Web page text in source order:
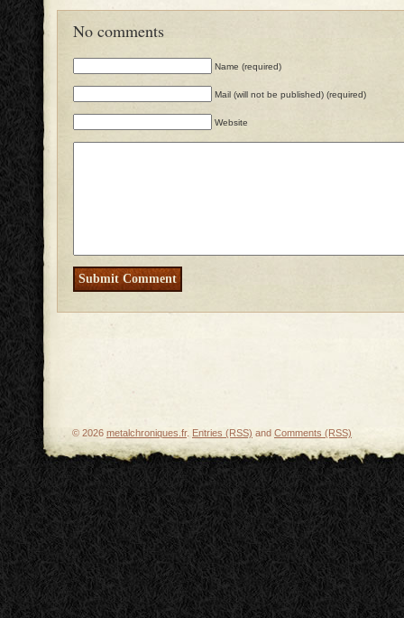
No comments
Name (required)
Mail (will not be published) (required)
Website
© 2026 metalchroniques.fr. Entries (RSS) and Comments (RSS)